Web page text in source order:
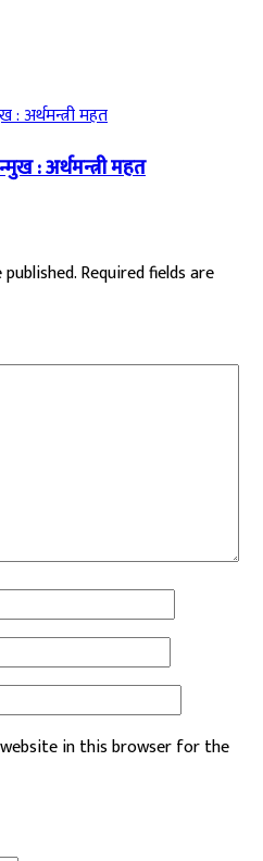
: अर्थमन्त्री महत
Required fields are
website in this browser for the